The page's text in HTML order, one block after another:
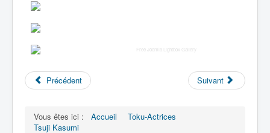
Free Joomla Lightbox Gallery
Précédent Suivant
Vous êtes ici : Accueil
Toku-Actrices
Tsuji Kasumi